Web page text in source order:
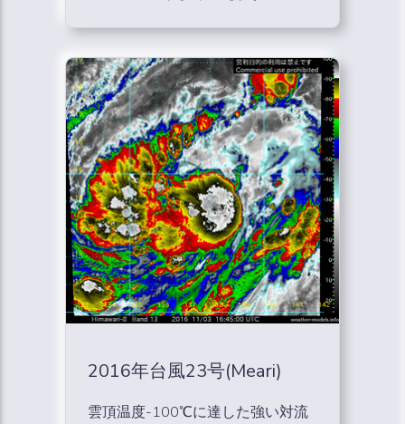
2016年台風23号(Meari)
雲頂温度-100℃に達した強い対流